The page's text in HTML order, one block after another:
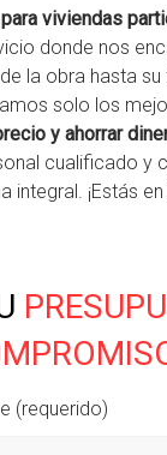
viviendas
donde nos
la obra hasta su
solo los
y ahorrar
cualificado y
integral. ¡Estás
(requerido)